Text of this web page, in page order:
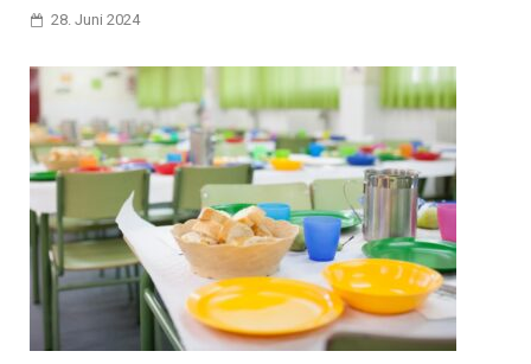
28. Juni 2024